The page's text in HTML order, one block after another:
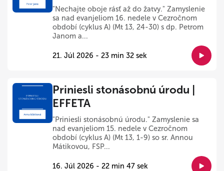
"Nechajte oboje rásť až do žatvy." Zamyslenie
sa nad evanjeliom 16. nedele v Cezročnom
období (cyklus A) (Mt 13, 24-30) s dp. Petrom
Janom a...
21. Júl 2026 - 23 min 32 sek
Priniesli stonásobnú úrodu |
EFFETA
"Priniesli stonásobnú úrodu." Zamyslenie sa
nad evanjeliom 15. nedele v Cezročnom
období (cyklus A) (Mt 13, 1-9) so sr. Annou
Mátikovou, FSP...
16. Júl 2026 - 22 min 47 sek